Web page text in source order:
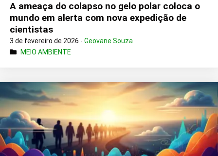
A ameaça do colapso no gelo polar coloca o
mundo em alerta com nova expedição de
cientistas
3 de fevereiro de 2026 - Geovane Souza
MEIO AMBIENTE